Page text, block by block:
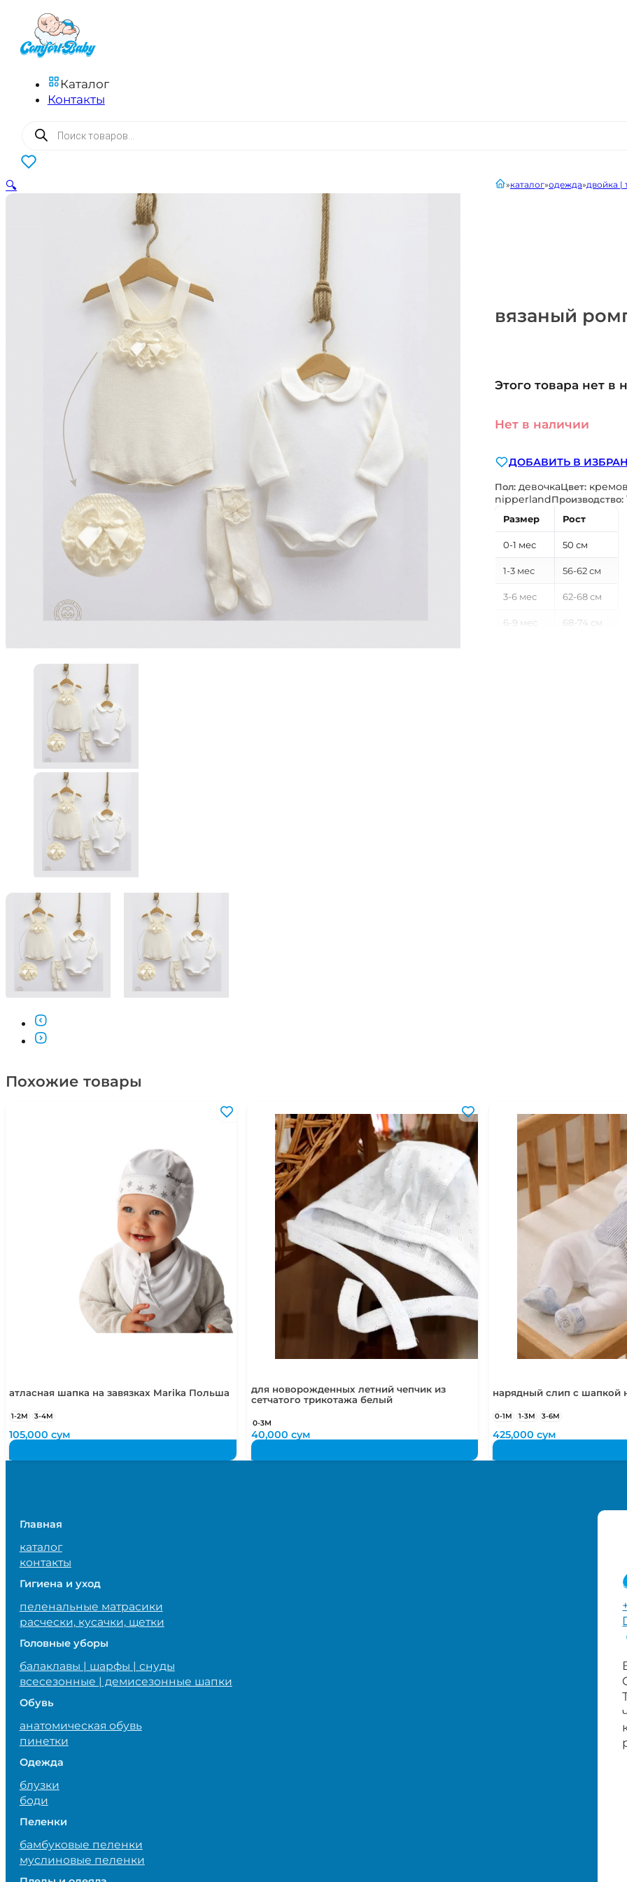
Каталог
Контакты
Поиск
товаров
0
вязаный
главнаякаталог одежда двойка |
Этого товара нет в
Нет в наличии
ДОБАВИТЬ В
Пол: девочкаЦвет:
nipperlandПроизводство:
Размер
Рост
0-1 мес 50 см
1-3 мес 56-62 см
3-6 мес 62-68 см
6-9 мес 68-74 см
🔍
Похожие товары
атласная шапка на завязках Marika Польша
1-2М 3-4М
105,000сум
для новорожденных летний чепчик из
сетчатого трикотажа белый
0-3М
40,000 сум
нарядный слип с шапкой
0-1М 1-3М 3-6М
425,000сум
Главная
каталог
контакты
Гигиена и уход
пеленальные матрасики
расчески, кусачки, щетки
Головные уборы
балаклавы | шарфы | снуды
всесезонные | демисезонные шапки
Обувь
анатомическая обувь
пинетки
Одежда
блузки
боди
Пеленки
бамбуковые пеленки
муслиновые пеленки